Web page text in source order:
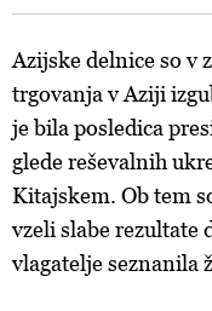
Azijske delnice so v
trgovanja v Aziji
je bila posledica
glede reševalnih
Kitajskem. Ob tem
vzeli slabe rezultate
vlagatelje seznanila